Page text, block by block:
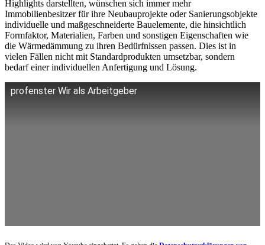
Highlights darstellten, wünschen sich immer mehr
Immobilienbesitzer für ihre Neubauprojekte oder Sanierungsobjekte
individuelle und maßgeschneiderte Bauelemente, die hinsichtlich
Formfaktor, Materialien, Farben und sonstigen Eigenschaften wie
die Wärmedämmung zu ihren Bedürfnissen passen. Dies ist in
vielen Fällen nicht mit Standardprodukten umsetzbar, sondern
bedarf einer individuellen Anfertigung und Lösung.
profenster Wir als Arbeitgeber